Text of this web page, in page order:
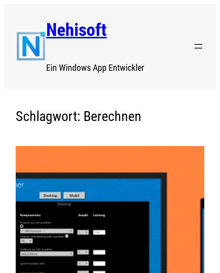
springen
Nehisoft
Ein Windows App Entwickler
Schlagwort: Berechnen